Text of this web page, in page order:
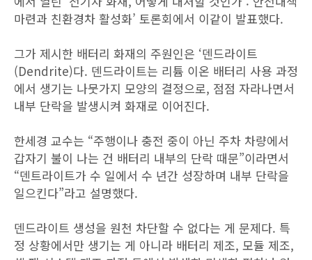
마련과 친환경차 활성화’ 토론회에서 이같이 발표했다.
그가 제시한 배터리 화재의 주원인은 ‘덴드라이트
(Dendrite)다. 덴드라이트는 리튬 이온 배터리 사용 과정
에서 생기는 나뭇가지 모양의 결정으로, 점점 자라나면서
내부 단락을 발생시켜 화재로 이어진다.
한세경 교수는 “주행이나 충전 중이 아닌 주차 차량에서
갑자기 불이 나는 건 배터리 내부의 단락 때문”이라면서
“덴트라이트가 수 일에서 수 년간 성장하며 내부 단락을
일으킨다”라고 설명했다.
덴드라이트 생성을 원천 차단할 수 없다는 게 문제다. 특
정 상황에서만 생기는 게 아니라 배터리 제조, 모듈 제조,